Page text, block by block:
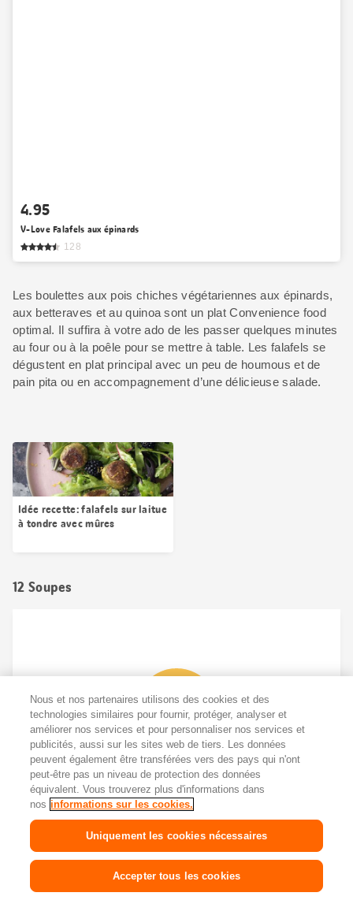
4.95
V-Love Falafels aux épinards
128
Les boulettes aux pois chiches végétariennes aux épinards,
aux betteraves et au quinoa sont un plat Convenience food
optimal. Il suffira à votre ado de les passer quelques minutes
au four ou à la poêle pour se mettre à table. Les falafels se
dégustent en plat principal avec un peu de houmous et de
pain pita ou en accompagnement d’une délicieuse salade.
Idée recette: falafels sur laitue
à tondre avec mûres
12 Soupes
Lorsqu’il fait froid et humide dehors, une bonne soupe bien
Nous et nos partenaires utilisons des cookies et des
technologies similaires pour fournir, protéger, analyser et
améliorer nos services et pour personnaliser nos services et
publicités, aussi sur les sites web de tiers. Les données
peuvent également être transférées vers des pays qui n'ont
peut-être pas un niveau de protection des données
équivalent. Vous trouverez plus d'informations dans
nos informations sur les cookies.
Uniquement les cookies nécessaires
Accepter tous les cookies